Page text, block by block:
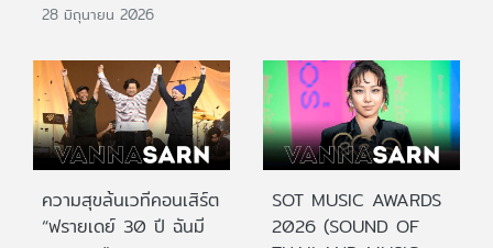
28 มิถุนายน 2026
ความสุขล้นเวทีคอนเสิร์ต
“ฟรายเดย์ 30 ปี ฉันมี
SOT MUSIC AWARDS
2026 (SOUND OF